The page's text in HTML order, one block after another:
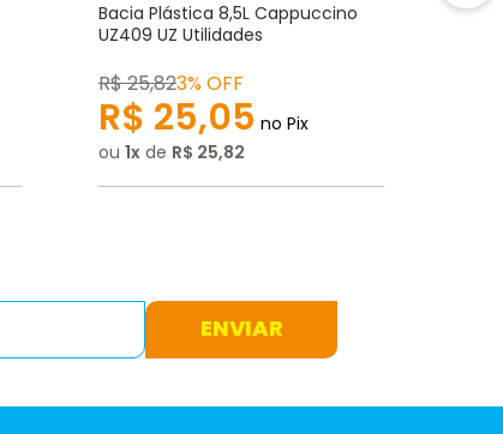
Bacia Plástica 8,5L Cappuccino
UZ409 UZ Utilidades
R$25,823% OFF
R$ 25,05 no Pix
ou 1 de R$ 25,82
ENVIAR